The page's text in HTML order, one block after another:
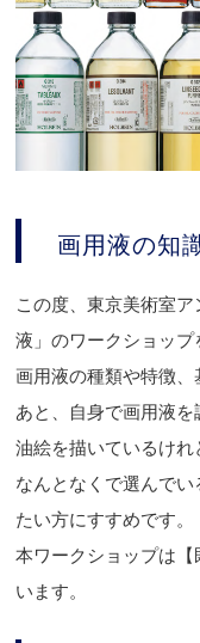
画用液の知
この度、東京美術室
液」のワークショップ
画用液の種類や特徴
あと、自身で画用液を
油絵を描いているけれ
なんとなくで選んで
たい方にすすめです。
本ワークショップは
います。